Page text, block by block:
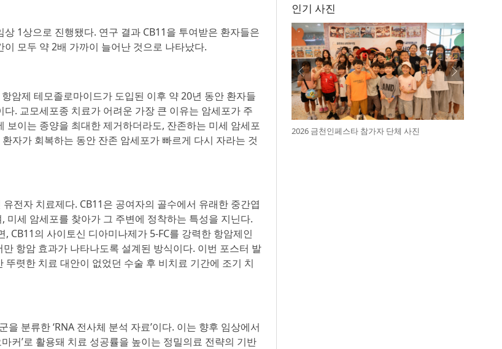
1상으로 진행됐다. 연구 결과 CB11을 투여받은 환자들은
모두 약 2배 가까이 늘어난 것으로 나타났다.
암제 테모졸로마이드가 도입된 이후 약 20년 동안 환자들
. 교모세포종 치료가 어려운 가장 큰 이유는 암세포가 주
이는 종양을 최대한 제거하더라도, 잔존하는 미세 암세포
자가 회복하는 동안 잔존 암세포가 빠르게 다시 자라는 것
전자 치료제다. CB11은 공여자의 골수에서 유래한 중간엽
세 암세포를 찾아가 그 주변에 정착하는 특성을 지닌다.
CB11의 사이토신 디아미나제가 5-FC를 강력한 항암제인
항암 효과가 나타나도록 설계된 방식이다. 이번 포스터 발
렷한 치료 대안이 없었던 수술 후 비치료 기간에 조기 치
분류한 ‘RNA 전사체 분석 자료’이다. 이는 향후 임상에서
커’로 활용돼 치료 성공률을 높이는 정밀의료 전략의 기반
인기 사진
2026 금천인페스타 참가자 단체 사진